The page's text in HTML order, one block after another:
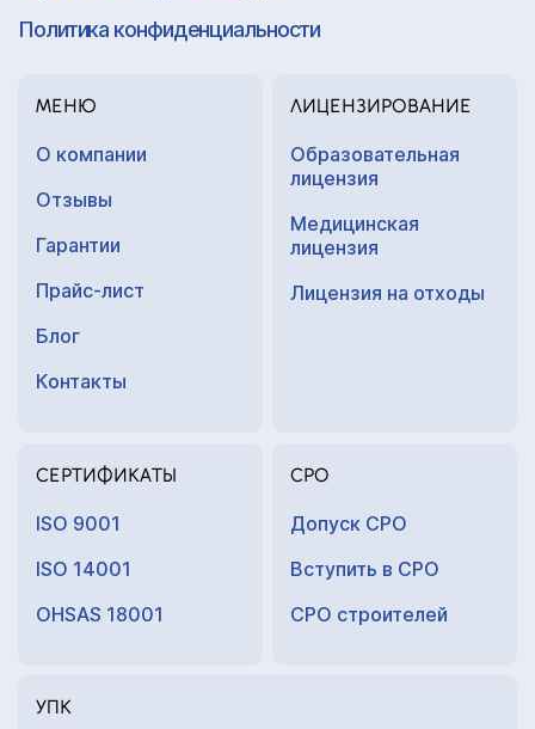
Политика конфиденциальности
МЕНЮ
О компании
Отзывы
Гарантии
Прайс-лист
Блог
Контакты
ЛИЦЕНЗИРОВАНИЕ
Образовательная
лицензия
Медицинская
лицензия
Лицензия на отходы
СЕРТИФИКАТЫ
ISO 9001
ISO 14001
OHSAS 18001
СРО
Допуск СРО
Вступить в СРО
СРО строителей
УПК